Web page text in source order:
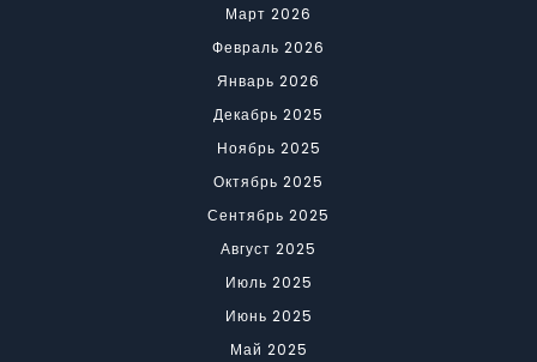
Март 2026
Февраль 2026
Январь 2026
Декабрь 2025
Ноябрь 2025
Октябрь 2025
Сентябрь 2025
Август 2025
Июль 2025
Июнь 2025
Май 2025